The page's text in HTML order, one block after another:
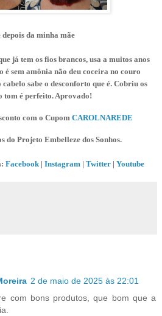
depois da minha mãe
já tem os fios brancos, usa a muitos anos
é sem amônia não deu coceira no couro
sabe o desconforto que é. Cobriu os
tom é perfeito. Aprovado!
com o Cupom CAROLNAREDE
do Projeto Embelleze dos Sonhos.
Facebook | Instagram | Twitter | Youtube
2 de maio de 2025 às 22:01
com bons produtos, que bom que a